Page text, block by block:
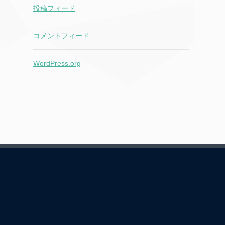
投稿フィード
コメントフィード
WordPress.org